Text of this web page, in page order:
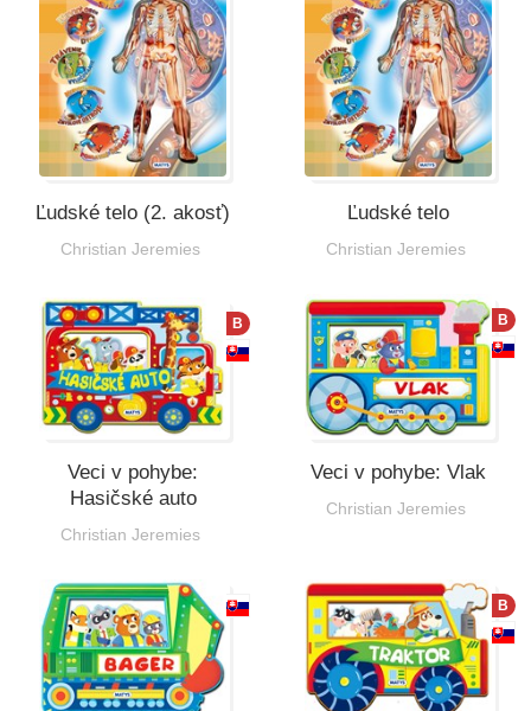
Ľudské telo (2. akosť)
Christian Jeremies
Ľudské telo
Christian Jeremies
B
Veci v pohybe:
Hasičské auto
Christian Jeremies
B
Veci v pohybe: Vlak
Christian Jeremies
B